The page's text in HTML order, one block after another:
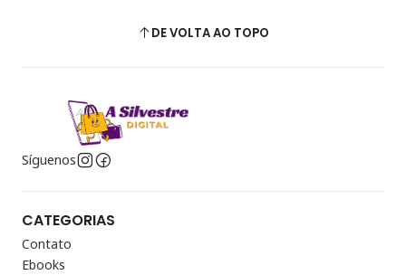
DE VOLTA AO TOPO
Síguenos
CATEGORIAS
Contato
Ebooks